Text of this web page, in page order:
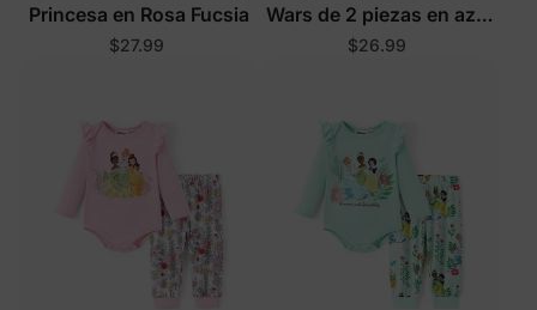
Princesa en Rosa Fucsia
$27.99
Wars de 2 piezas en azul
claro
$26.99